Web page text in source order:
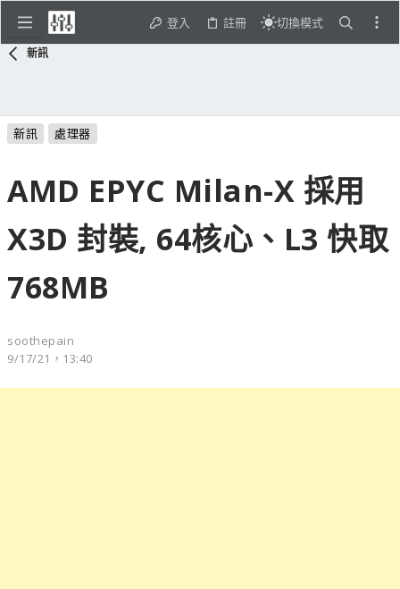
登入 註冊 切換模式
新訊
新訊 處理器
AMD EPYC Milan-X 採用
X3D 封裝, 64核心、L3 快取
768MB
soothepain
9/17/21，13:40